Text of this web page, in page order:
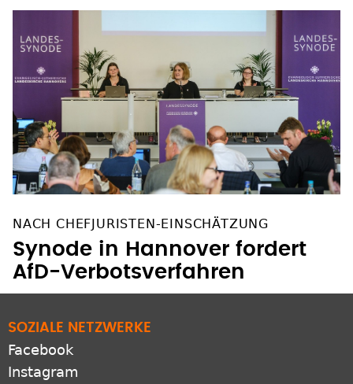
NACH CHEFJURISTEN-EINSCHÄTZUNG
Synode in Hannover fordert
AfD-Verbotsverfahren
SOZIALE NETZWERKE
Facebook
Instagram